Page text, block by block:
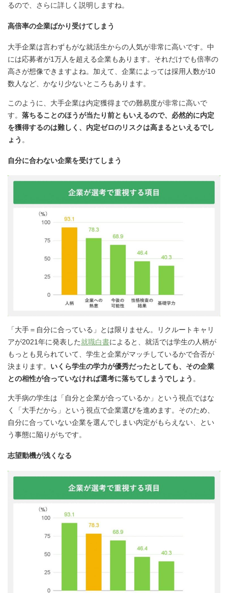
るので、さらに詳しく説明しますね。
高倍率の企業ばかり受けてしまう
大手企業は言わずもがな就活生からの人気が非常に高いです。中
には応募者が1万人を超える企業もあります。それだけでも倍率の
高さが想像できますよね。加えて、企業によっては採用人数が10
数人など、かなり少ないところもあります。
このように、大手企業は内定獲得までの難易度が非常に高いで
す。 落ちることのほうが当たり前ともいえるので、必然的に内定
を獲得するのは難しく、内定ゼロのリスクは高まるといえるでし
ょう 。
自分に合わない企業を受けてしまう
「大手＝自分に合っている」とは限りません。リクルートキャリ
アが2021年に発表した就職白書によると、就活では学生の人柄が
もっとも見られていて、学生と企業がマッチしているかで合否が
決まります。 いくら学生の学力が優秀だったとしても、その企業
との相性が合っていなければ選考に落ちてしまうでしょう 。
大手病の学生は「自分と企業が合っているか」という視点ではな
く「大手だから」という視点で企業選びを進めます。そのため、
自分に合っていない企業を選んでしまい内定がもらえない、とい
う事態に陥りがちです。
志望動機が浅くなる